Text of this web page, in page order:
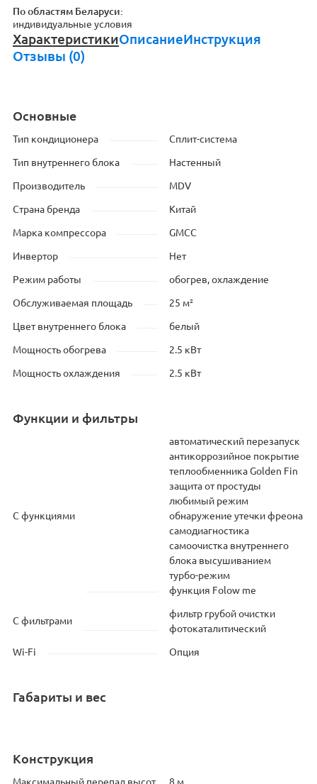
По областям Беларуси:
индивидуальные условия
ХарактеристикиОписаниеИнструкция
Отзывы (0)
Основные
Тип кондиционера Сплит-система
Тип внутреннего блока Настенный
Производитель MDV
Страна бренда Китай
Марка компрессора GMCC
Инвертор Нет
Режим работы обогрев, охлаждение
Обслуживаемая площадь 25 м²
Цвет внутреннего блока белый
Мощность обогрева 2.5 кВт
Мощность охлаждения 2.5 кВт
Функции и фильтры
С функциями
автоматический перезапуск
антикоррозийное покрытие
теплообменника Golden Fin
защита от простуды
любимый режим
обнаружение утечки фреона
самодиагностика
самоочистка внутреннего
блока высушиванием
турбо-режим
функция Folow me
С фильтрами
фильтр грубой очистки
фотокаталитический
Wi-Fi Опция
Габариты и вес
Конструкция